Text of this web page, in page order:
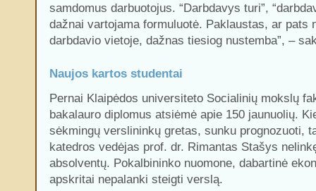
samdomus darbuotojus. “Darbdavys turi”,
dažnai vartojama formuluotė. Paklaustas, ar pats
darbdavio vietoje, dažnas tiesiog nustemba”, –
Naujos kartos studentai
Pernai Klaipėdos universiteto Socialinių mokslų
bakalauro diplomus atsiėmė apie 150 jaunuolių.
sėkmingų verslininkų gretas, sunku prognozuoti,
katedros vedėjas prof. dr. Rimantas Stašys
absolventų. Pokalbininko nuomone, dabartinė
apskritai nepalanki steigti verslą.